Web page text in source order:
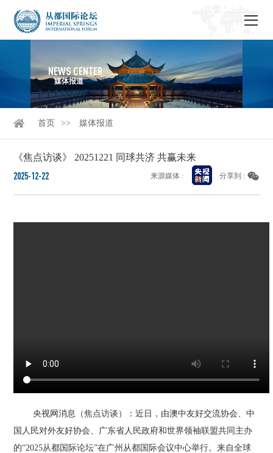
NEWS CENTER
媒体报道
首页 媒体报道
《焦点访谈》 20251221 同球共济 共赢未来
2025-12-22 来源媒体 : 分享到 :
央视网消息（焦点访谈）：近日，由澳中友好交流协会、中
国人民对外友好协会、广东省人民政府和世界领袖联盟共同主办
的“2025从都国际论坛”在广州从都国际会议中心举行。来自全球